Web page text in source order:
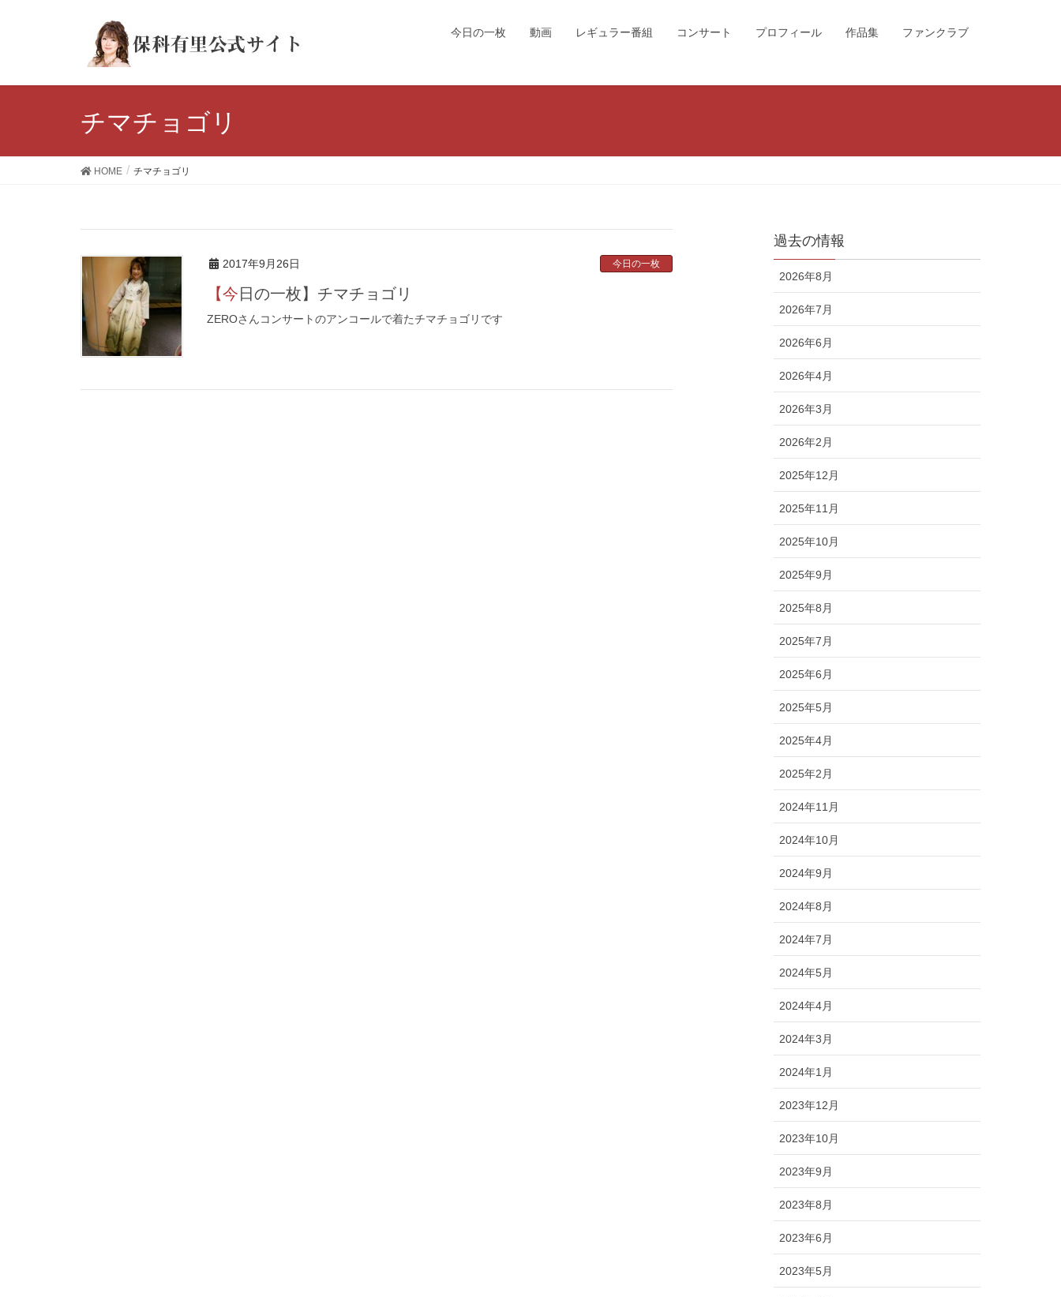
今日の一枚 動画 レギュラー番組 コンサート プロフィール 作品集 ファンクラブ
チマチョゴリ
HOME チマチョゴリ
2017年9月26日 今日の一枚
【今日の一枚】チマチョゴリ
ZEROさんコンサートのアンコールで着たチマチョゴリです
過去の情報
2026年8月
2026年7月
2026年6月
2026年4月
2026年3月
2026年2月
2025年12月
2025年11月
2025年10月
2025年9月
2025年8月
2025年7月
2025年6月
2025年5月
2025年4月
2025年2月
2024年11月
2024年10月
2024年9月
2024年8月
2024年7月
2024年5月
2024年4月
2024年3月
2024年1月
2023年12月
2023年10月
2023年9月
2023年8月
2023年6月
2023年5月